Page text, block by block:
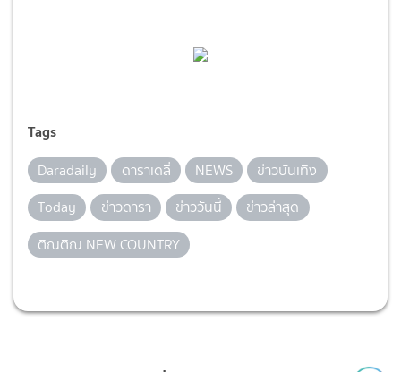
Tags
Daradaily ดาราเดลี่ NEWS
ข่าวบันเทิง
Today
ข่าวดารา ข่าววันนี้
ข่าวล่าสุด
ติณติณ NEW COUNTRY